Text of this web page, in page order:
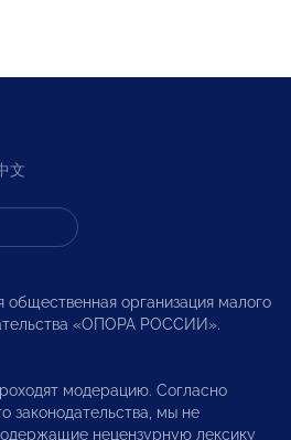
文
организация малого
«ОПОРА РОССИИ».
модерацию. Согласно
законодательства, мы не
нецензурную лексику